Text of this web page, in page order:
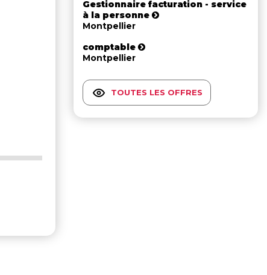
Gestionnaire facturation - service
à la personne
Montpellier
comptable
Montpellier
TOUTES LES OFFRES